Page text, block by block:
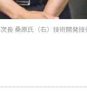
長 桑原氏（右）技術開発技